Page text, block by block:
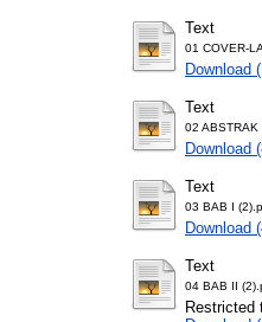
Text
01 COVER-
Download
Text
02 ABSTRAK
Download
Text
03 BAB I
Download
Text
04 BAB II
Restricted